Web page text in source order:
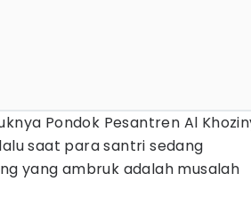
Pondok Pesantren Al
saat para santri sedang
yang ambruk adalah musalah